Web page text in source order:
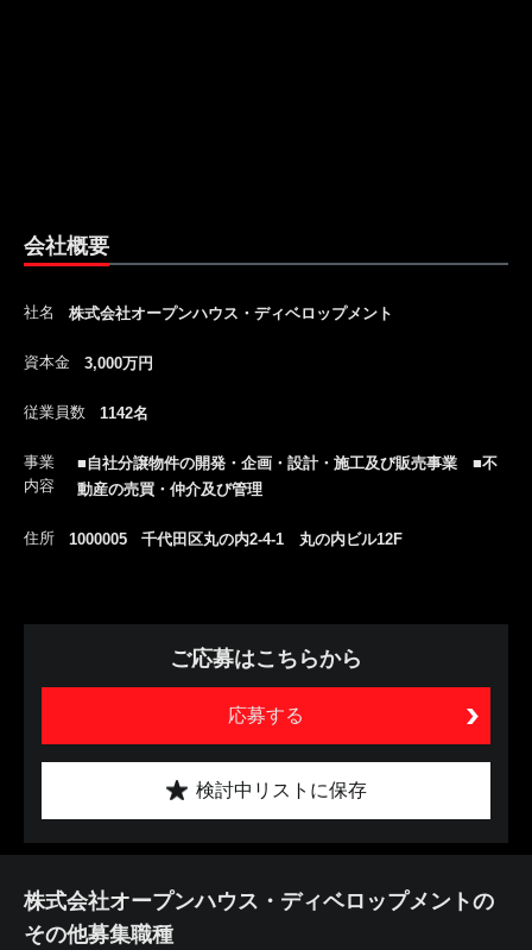
会社概要
社名 株式会社オープンハウス・ディベロップメント
資本金 3,000万円
従業員数 1142名
事業
内容
■自社分譲物件の開発・企画・設計・施工及び販売事業 ■不
動産の売買・仲介及び管理
住所 1000005 千代田区丸の内2-4-1 丸の内ビル12F
ご応募はこちらから
応募する
検討中リストに保存
株式会社オープンハウス・ディベロップメントの
その他募集職種